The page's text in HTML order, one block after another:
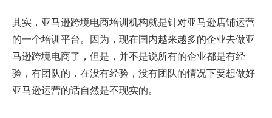
其实，亚马逊跨境电商培训机构就是针对亚马逊店铺运营
的一个培训平台。因为，现在国内越来越多的企业去做亚
马逊跨境电商了，但是，并不是说所有的企业都是有经
验，有团队的，在没有经验，没有团队的情况下要想做好
亚马逊运营的话自然是不现实的。